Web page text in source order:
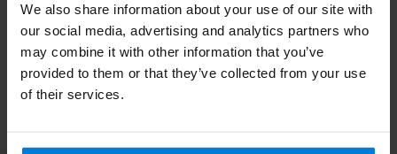
We also share information about your use of our site with
our social media, advertising and analytics partners who
may combine it with other information that you’ve
provided to them or that they’ve collected from your use
of their services.
59 02
Vu(s) récemment
-12%